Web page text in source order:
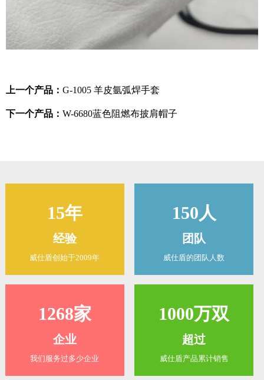
上一个产品： G-1005 羊皮氩弧焊手套
下一个产品： W-6680蓝色阻燃布披肩帽子
15年
经验
威仕盾创始于2009年
150人
团队
威仕盾的团队人数
1268家
企业
我们服务过多少企业
1000万双
超过
威仕盾产品累计销售